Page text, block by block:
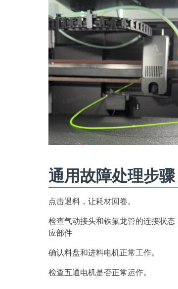
通用故障处理步骤
点击退料，让耗材回卷。
检查气动接头和铁氟龙管的连接状
应部件
确认料盘和进料电机正常工作。
检查五通电机是否正常运作。